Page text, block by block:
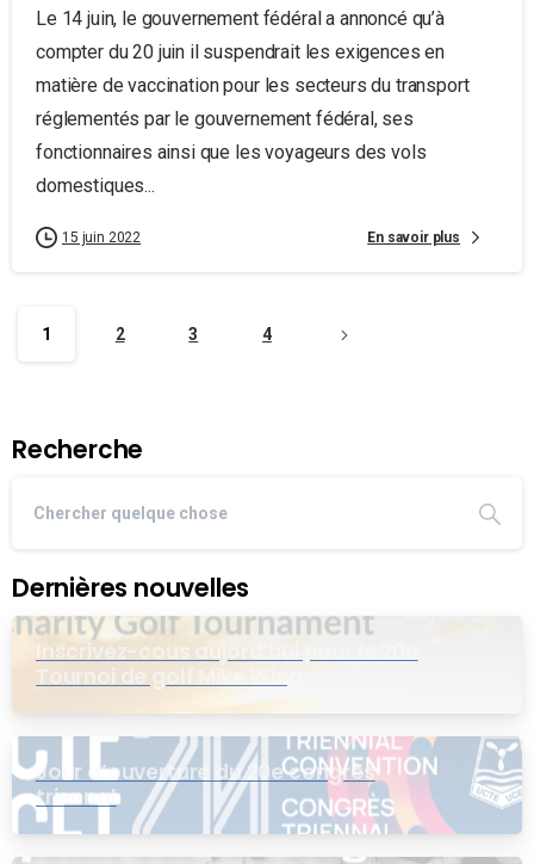
Le 14 juin, le gouvernement fédéral a annoncé qu’à
compter du 20 juin il suspendrait les exigences en
matière de vaccination pour les secteurs du transport
réglementés par le gouvernement fédéral, ses
fonctionnaires ainsi que les voyageurs des vols
domestiques...
15 juin 2022 En savoir plus
1 2 3 4
Recherche
Dernières nouvelles
Inscrivez-cous aujord’hui pour le 20e
Tournoi de golf Mike Wing
Jour d’ouverture du 20e congrès
triennal